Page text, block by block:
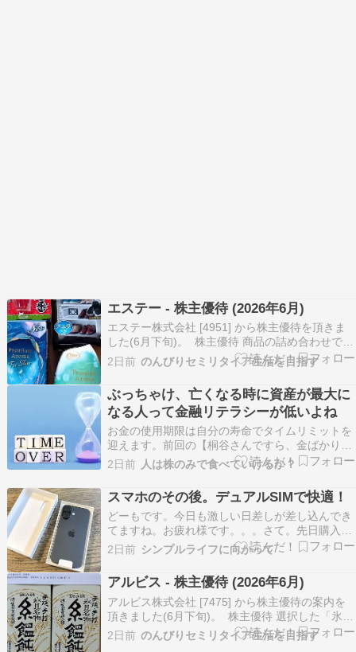
エステー - 株主優待 (2026年6月)
エステー株式会社 [4951] から株主優待を頂きま
した(6月下旬)。 株主優待 商品の詰め合わせで
す。 消臭力 Premiumu Aroma 玄関・リビング用
朝露のしずく 米唐番 5kg タイプ ドライペット 下
駄箱用 消臭力 Premiumu Arom For Sleep…
2日前 のんびりセミリタイア生活を目指す
ぶっちゃけ、亡くなる時に資産が最大に
なる人って金融リテラシーが低いよね
お金の使用期限は自分の寿命でタイムリミットを
迎えます。前回の【桐谷さんですら、金ばかりを
貯めた人生を後悔されたみたいですネ】にて、記
事に取り上げさせて頂いた桐谷さんですが、優待
券の期限切れが発覚して大ショックを受けられた
みたいです。 ↓いつもの悲劇〓株主優待の期限切
れを見つける…
2日前 人は株のみで食べていけるか？
スマホのその後。デュアルSIMで快適！
​​​​​​​​​​​​​​​​​​​​​​​どーもです。今日も激しい日差しが差し込んでき
てますね。お疲れ様です。。。さて。先日購入し
たiPhone17のはなしです。私の勘違いから始まっ
たスマホ機種変更計画。楽天の株主優待のお得...
2日前 シンプルライフに向かって
アルビス - 株主優待 (2026年6月)
アルビス株式会社 [7475] から株主優待の案内を
頂きました(6月下旬)。 株主優待 選択した「氷見
糸うどん」です。
hiyashiamazake.hatenablog.com
2日前 のんびりセミリタイア生活を目指す